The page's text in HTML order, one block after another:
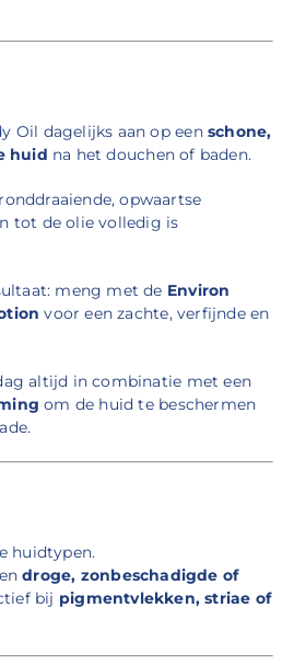
Oil dagelijks aan op een schone,
huid na het douchen of baden.
opwaartse
tot de olie volledig is
meng met de Environ
voor een zachte, verfijnde en
altijd in combinatie met een
om de huid te beschermen
huidtypen.
droge, zonbeschadigde of
bij pigmentvlekken, striae of